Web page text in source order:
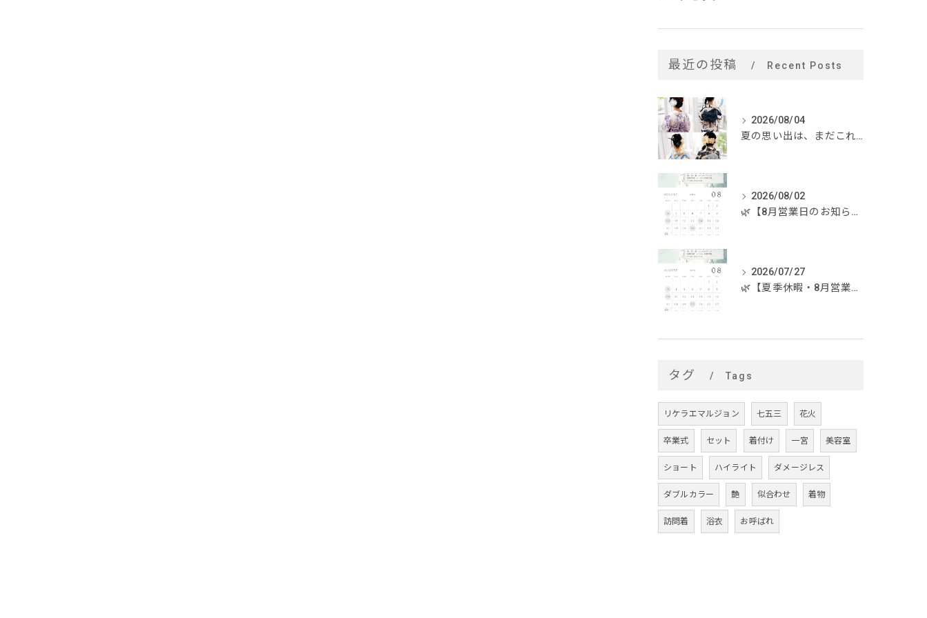
最近の投稿 Recent Posts
2026/08/04
夏の思い出は、まだこれから。
2026/08/02
🌿【8月営業日のお知らせ】🌿
2026/07/27
🌿【夏季休暇・8月営業日のお知らせ】🌿
タグ Tags
リケラエマルジョン 七五三 花火
卒業式 セット 着付け 一宮 美容室
ショート ハイライト ダメージレス
ダブルカラー 艶 似合わせ 着物
訪問着 浴衣 お呼ばれ